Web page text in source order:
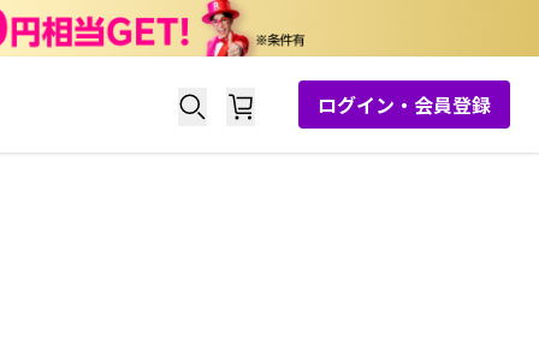
ログイン・会員登録